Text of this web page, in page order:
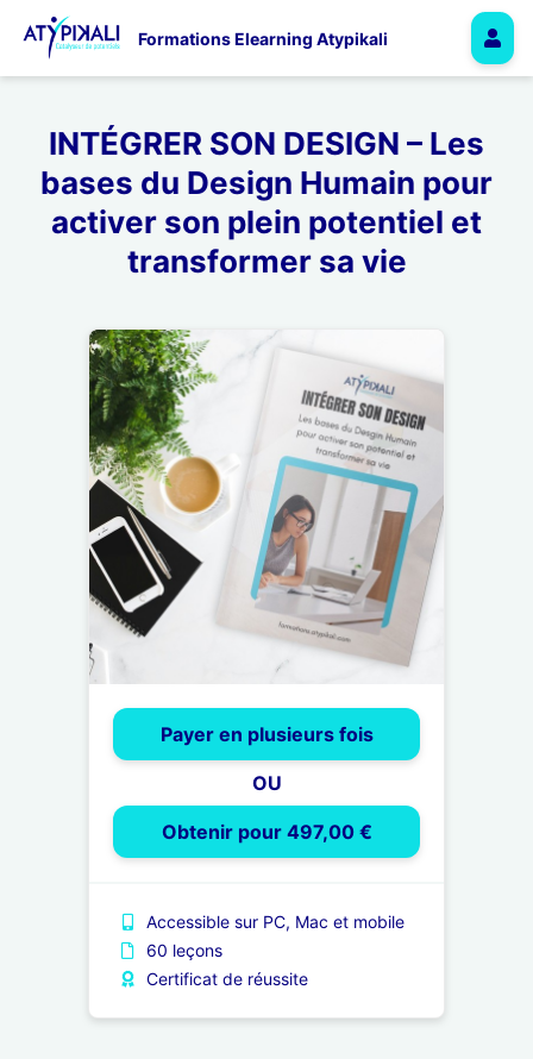
Formations Elearning Atypikali
INTÉGRER SON DESIGN – Les
bases du Design Humain pour
activer son plein potentiel et
transformer sa vie
Payer en plusieurs fois
OU
Obtenir pour 497,00 €
Accessible sur PC, Mac et mobile
60 leçons
Certificat de réussite